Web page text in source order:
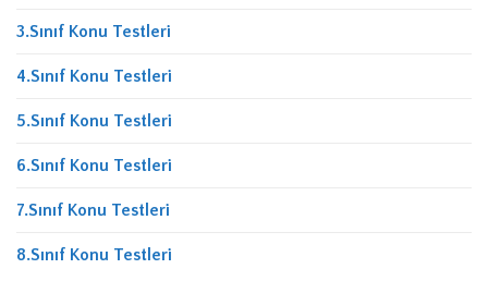
3.Sınıf Konu Testleri
4.Sınıf Konu Testleri
5.Sınıf Konu Testleri
6.Sınıf Konu Testleri
7.Sınıf Konu Testleri
8.Sınıf Konu Testleri